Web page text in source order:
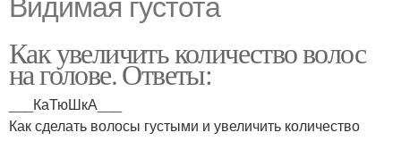
Видимая густота
Как увеличить количество волос
на голове. Ответы:
___КаТюШкА___
Как сделать волосы густыми и увеличить количество